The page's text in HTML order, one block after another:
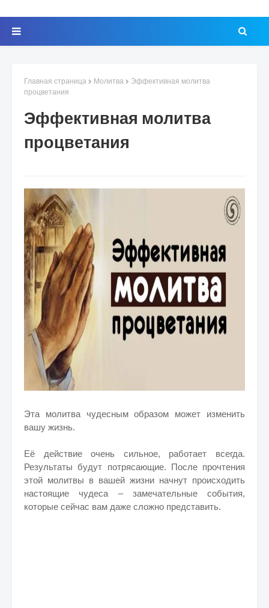
Главная страница Молитва
Эффективная молитва
процветания
Эффективная молитва
процветания
Эта молитва чудесным образом может изменить
вашу жизнь.
Её действие очень сильное, работает всегда.
Результаты будут потрясающие. После прочтения
этой молитвы в вашей жизни начнут происходить
настоящие чудеса – замечательные события,
которые сейчас вам даже сложно представить.